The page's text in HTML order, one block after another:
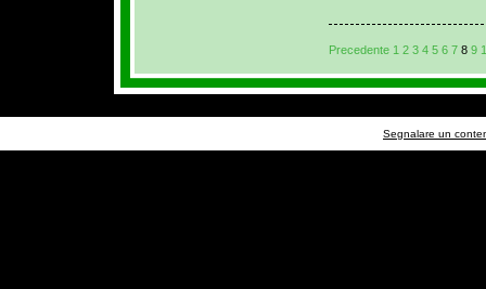
Precedente 1 2 3 4 5 6 7 8 9
Segnalare un